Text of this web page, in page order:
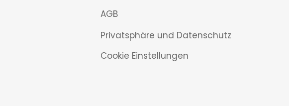
AGB
Privatsphäre und Datenschutz
Cookie Einstellungen